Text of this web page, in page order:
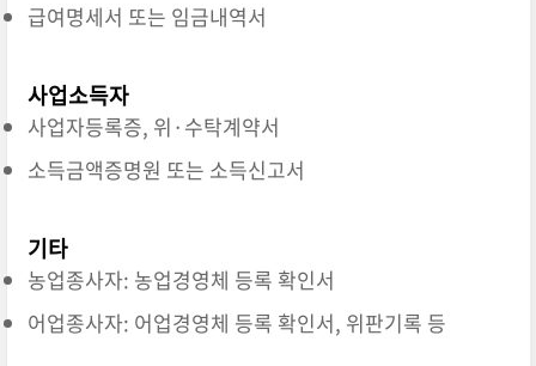
급여명세서 또는 임금내역서
사업소득자
사업자등록증, 위·수탁계약서
소득금액증명원 또는 소득신고서
기타
농업종사자: 농업경영체 등록 확인서
어업종사자: 어업경영체 등록 확인서, 위판기록 등